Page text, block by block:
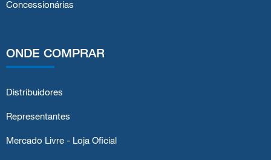
Concessionárias
ONDE COMPRAR
Distribuidores
Representantes
Mercado Livre - Loja Oficial